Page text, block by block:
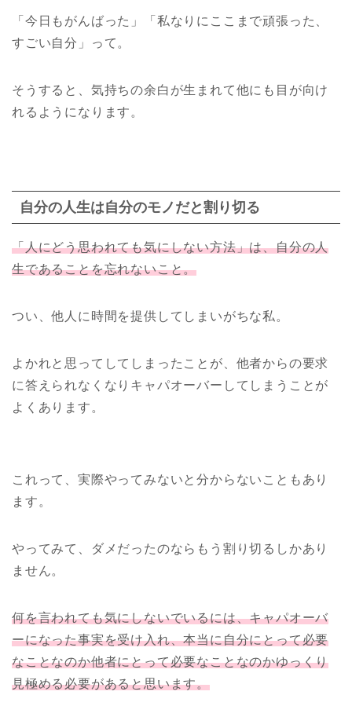
「今日もがんばった」「私なりにここまで頑張った、
すごい自分」って。
そうすると、気持ちの余白が生まれて他にも目が向け
れるようになります。
自分の人生は自分のモノだと割り切る
「人にどう思われても気にしない方法」は、自分の人
生であることを忘れないこと。
つい、他人に時間を提供してしまいがちな私。
よかれと思ってしてしまったことが、他者からの要求
に答えられなくなりキャパオーバーしてしまうことが
よくあります。
これって、実際やってみないと分からないこともあり
ます。
やってみて、ダメだったのならもう割り切るしかあり
ません。
何を言われても気にしないでいるには、キャパオーバ
ーになった事実を受け入れ、本当に自分にとって必要
なことなのか他者にとって必要なことなのかゆっくり
見極める必要があると思います。